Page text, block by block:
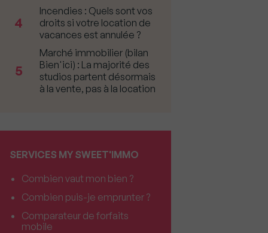
4
Incendies : Quels sont vos
droits si votre location de
vacances est annulée ?
5
Marché immobilier (bilan
Bien'ici) : La majorité des
studios partent désormais
à la vente, pas à la location
SERVICES MY SWEET'IMMO
Combien vaut mon bien ?
Combien puis-je emprunter ?
Comparateur de forfaits
mobile